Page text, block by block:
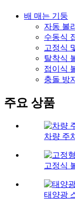
배 매는 기둥
자동 볼
수동식
고정식
탈착식
접이식
충돌 방
주요 상품
차량 주
고정식
태양광